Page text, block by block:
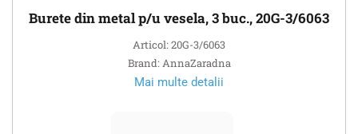
Burete din metal p/u vesela, 3 buc., 20G-3/6063
Articol: 20G-3/6063
Brand: AnnaZaradna
Mai multe detalii